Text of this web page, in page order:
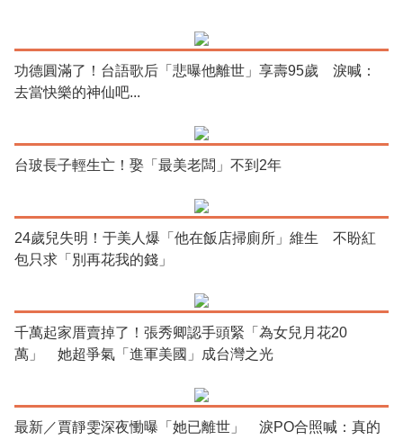
功德圓滿了！台語歌后「悲曝他離世」享壽95歲 淚喊：
去當快樂的神仙吧...
台玻長子輕生亡！娶「最美老闆」不到2年
24歲兒失明！于美人爆「他在飯店掃廁所」維生 不盼紅
包只求「別再花我的錢」
千萬起家厝賣掉了！張秀卿認手頭緊「為女兒月花20
萬」 她超爭氣「進軍美國」成台灣之光
最新／賈靜雯深夜慟曝「她已離世」 淚PO合照喊：真的